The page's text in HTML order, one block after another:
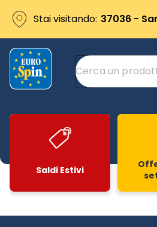
Stai visitando: 37036 -
Saldi Estivi